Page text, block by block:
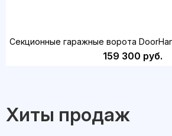
Секционные гаражные ворота
159 300 руб.
Хиты продаж